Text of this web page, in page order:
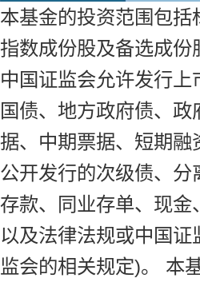
本基金的投资范围包
指数成份股及备选成
中国证监会允许发行
国债、地方政府债、
据、中期票据、短期
公开发行的次级债、
存款、同业存单、现
以及法律法规或中国
监会的相关规定)。 本